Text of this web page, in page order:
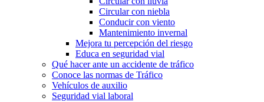
Circular con niebla
Conducir con viento
Mantenimiento invernal
Mejora tu percepción del riesgo
Educa en seguridad vial
Qué hacer ante un accidente de tráfico
Conoce las normas de Tráfico
Vehículos de auxilio
Seguridad vial laboral